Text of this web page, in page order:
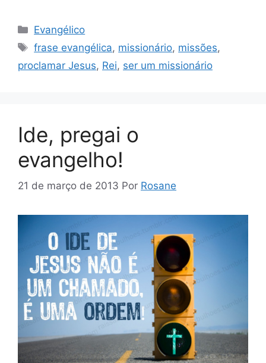
Categorias
Evangélico
Tags
frase evangélica, missionário, missões,
proclamar Jesus, Rei, ser um missionário
Ide, pregai o
evangelho!
21 de março de 2013 Por Rosane